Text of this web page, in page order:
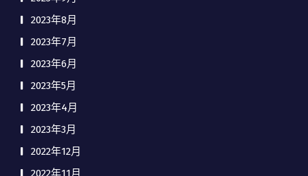
2023年8月
2023年7月
2023年6月
2023年5月
2023年4月
2023年3月
2022年12月
2022年11月